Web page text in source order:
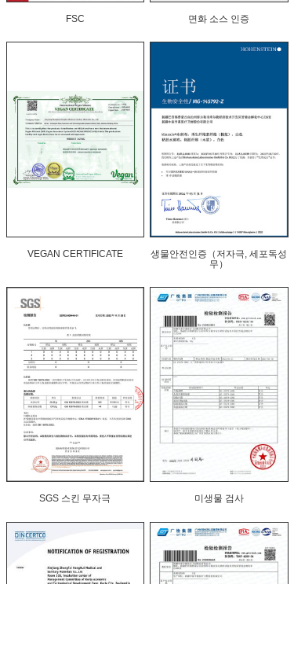
FSC 면화 소스 인증
VEGAN CERTIFICATE
생물안전인증（저자극, 세포독성
무）
SGS 스킨 무자극 미생물 검사